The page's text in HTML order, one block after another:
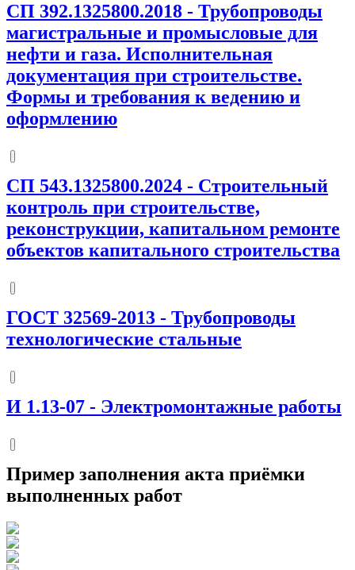
СП 392.1325800.2018 - Трубопроводы
магистральные и промысловые для
нефти и газа. Исполнительная
документация при строительстве.
Формы и требования к ведению и
оформлению
СП 543.1325800.2024 - Строительный
контроль при строительстве,
реконструкции, капитальном ремонте
объектов капитального строительства
ГОСТ 32569-2013 - Трубопроводы
технологические стальные
И 1.13-07 - Электромонтажные работы
Пример заполнения акта приёмки
выполненных работ